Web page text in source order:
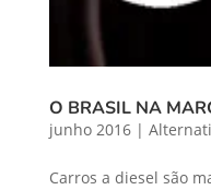
O BRASIL NA
junho 2016|
Carros a diesel são